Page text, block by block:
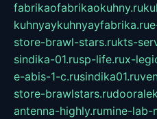
fabrikaofabrikaokuhny.ru
kuhnyaykuhnyayfabrika.ru
store-brawl-stars.rukts-
sindika-01.rusp-life.rux-
e-abis-1-c.rusindika01.ru
store-brawlstars.ru
antenna-highly.rumine-lab-